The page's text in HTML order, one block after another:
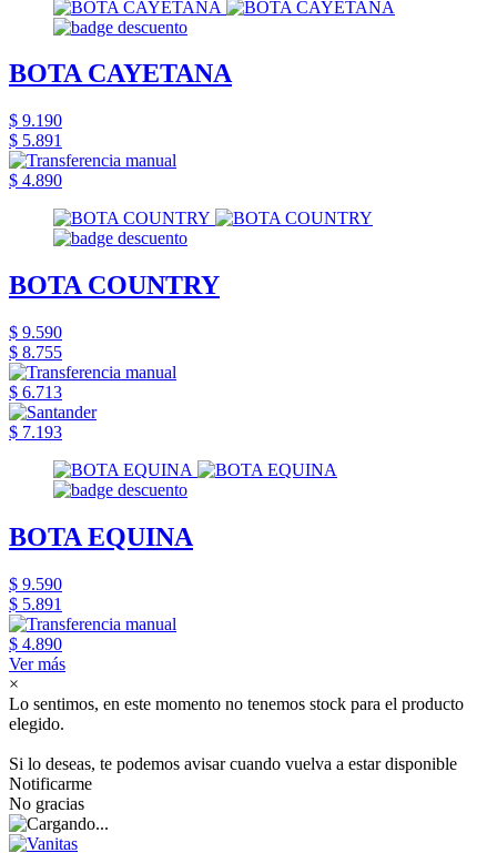
BOTA CAYETANA
$ 9.190
$ 5.891
$ 4.890
BOTA COUNTRY
$ 9.590
$ 8.755
$ 6.713
$ 7.193
BOTA EQUINA
$ 9.590
$ 5.891
$ 4.890
Ver más
×
Lo sentimos, en este momento no tenemos stock para el producto
elegido.
Si lo deseas, te podemos avisar cuando vuelva a estar disponible
Notificarme
No gracias